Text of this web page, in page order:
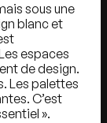
sous une
blanc et
espaces
de design.
Les palettes
C’est
».